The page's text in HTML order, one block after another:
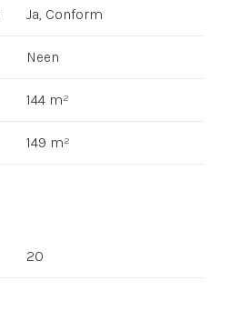
Ja, Conform
Neen
144 m²
149 m²
20